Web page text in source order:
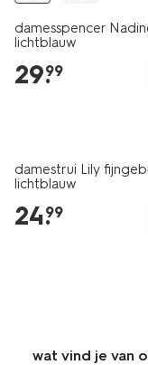
damesspencer
lichtblauw
29.
99
damestrui Lily
lichtblauw
24.
99
wat vind je van